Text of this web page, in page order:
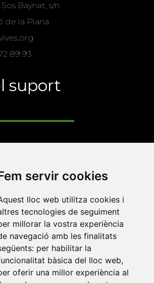
servir cookies
lloc web utilitza cookies i
tecnologies de seguiment
millorar la vostra experiència
navegació amb les finalitats
per habilitar la
bàsica del lloc web,
oferir una millor experiència al
Baynat, s/n
de la Plana
89 93
suport
Oliba CEU•Universitat d'Alacant
•Universitat Autònoma de
de Barcelona•Universitat